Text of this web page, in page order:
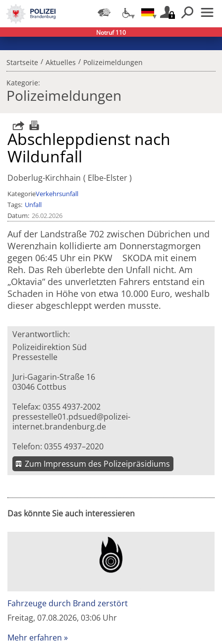
Startseite / Aktuelles / Polizeimeldungen
Kategorie:
Polizeimeldungen
Abschleppdienst nach
Wildunfall
Doberlug-Kirchhain Elbe-Elster
KategorieVerkehrsunfall
Tags Unfall
Datum 26.02.2026
Auf der Landstraße 702 zwischen Dübrichen und
Werenzhain kollidierte am Donnerstagmorgen
gegen 06:45 Uhr ein PKW SKODA mit einem
Reh. Das Reh überlebte den Unfall nicht. Am
„Oktavia“ des unverletzten Fahrers entstand ein
Schaden in Höhe von etwa 10.000 Euro, weshalb
dieser abgeschleppt werden musste.
Verantwortlich:
Polizeidirektion Süd
Pressestelle
Juri-Gagarin-Straße 16
03046 Cottbus
Telefax: 0355 4937-2002
pressestelle01.pdsued@polizei-
internet.brandenburg.de
Telefon: 0355 4937–2020
Zum Impressum des Polizeipräsidiums
Das könnte Sie auch interessieren
Fahrzeuge durch Brand zerstört
Freitag, 07.08.2026, 03:06 Uhr
Mehr erfahren
Notruf 110